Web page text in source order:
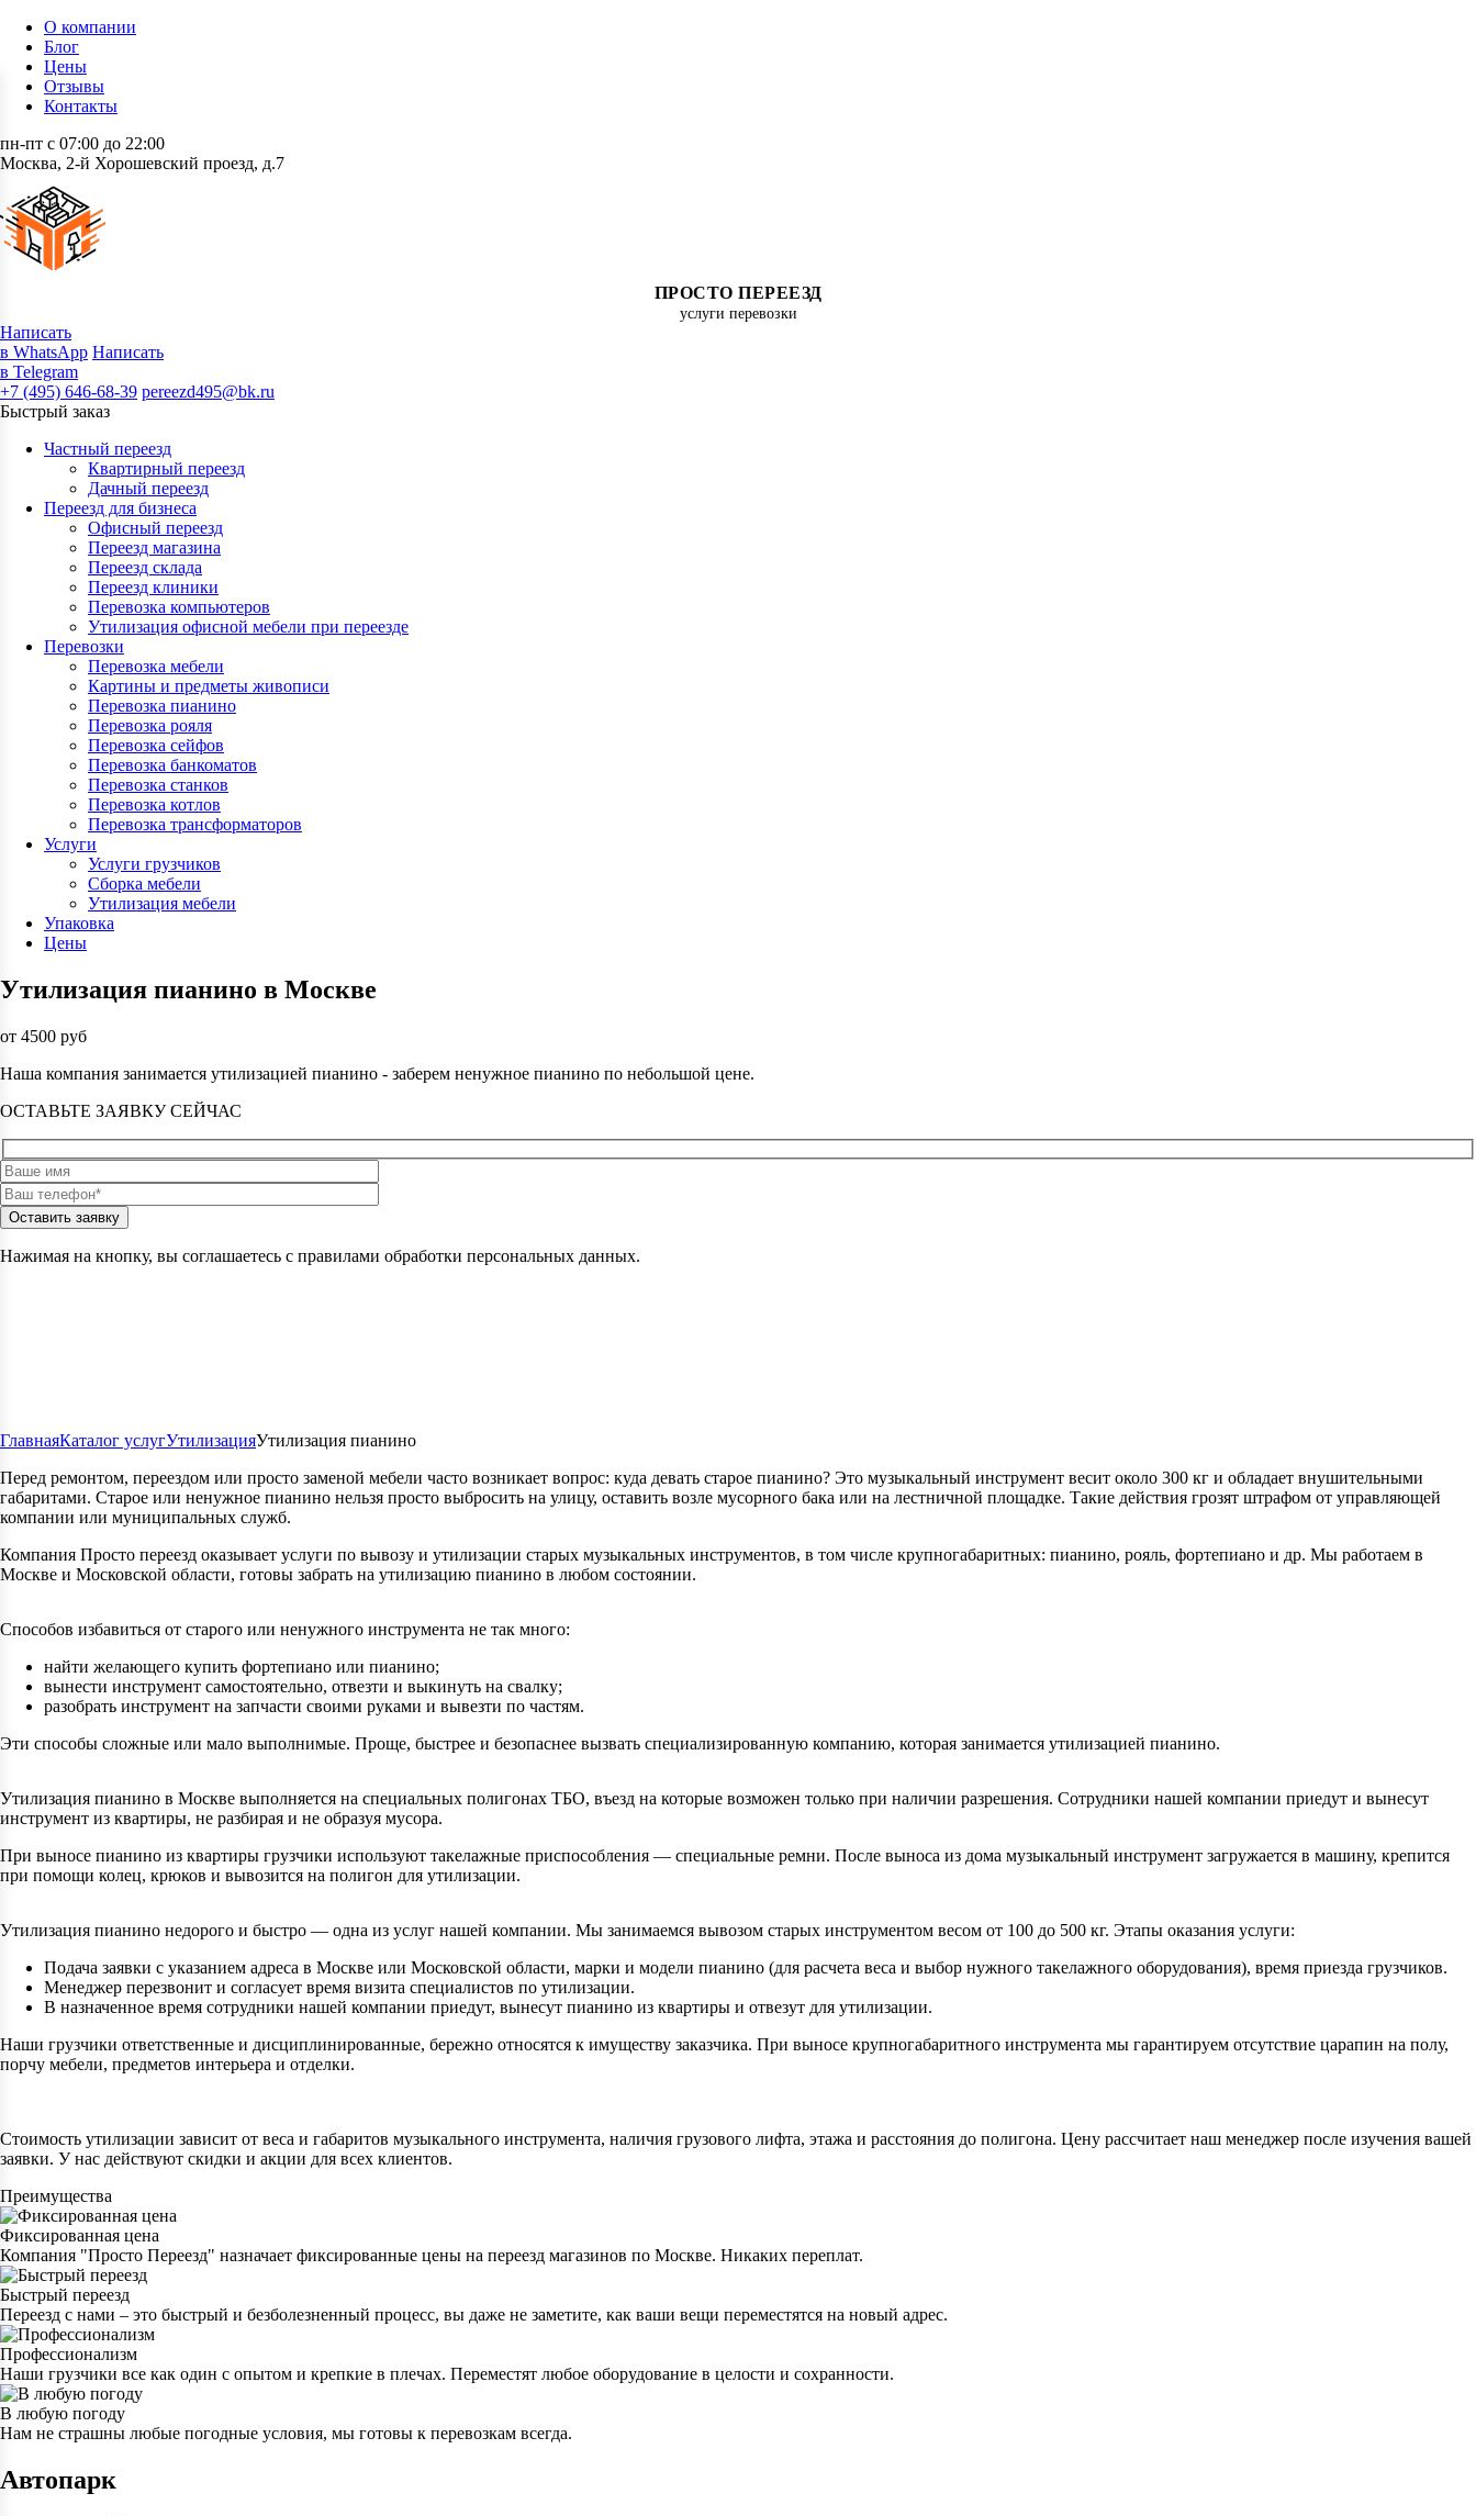
О компании
Блог
Цены
Отзывы
Контакты
пн-пт с 07:00 до 22:00
Москва, 2-й Хорошевский проезд, д.7
ПРОСТО ПЕРЕЕЗД
услуги перевозки
Написать
в WhatsApp Написать
в Telegram
+7 (495) 646-68-39 pereezd495@bk.ru
Быстрый заказ
Частный переезд
Квартирный переезд
Дачный переезд
Переезд для бизнеса
Офисный переезд
Переезд магазина
Переезд склада
Переезд клиники
Перевозка компьютеров
Утилизация офисной мебели при переезде
Перевозки
Перевозка мебели
Картины и предметы живописи
Перевозка пианино
Перевозка рояля
Перевозка сейфов
Перевозка банкоматов
Перевозка станков
Перевозка котлов
Перевозка трансформаторов
Услуги
Услуги грузчиков
Сборка мебели
Утилизация мебели
Упаковка
Цены
Утилизация пианино в Москве
от 4500 руб
Наша компания занимается утилизацией пианино - заберем ненужное пианино по небольшой цене.
ОСТАВЬТЕ ЗАЯВКУ СЕЙЧАС
Оставить заявку
Нажимая на кнопку, вы соглашаетесь с правилами обработки персональных данных.
ГлавнаяКаталог услугУтилизацияУтилизация пианино
Перед ремонтом, переездом или просто заменой мебели часто возникает вопрос: куда девать старое пианино? Это музыкальный инструмент весит около 300 кг и обладает внушительными
габаритами. Старое или ненужное пианино нельзя просто выбросить на улицу, оставить возле мусорного бака или на лестничной площадке. Такие действия грозят штрафом от управляющей
компании или муниципальных служб.
Компания Просто переезд оказывает услуги по вывозу и утилизации старых музыкальных инструментов, в том числе крупногабаритных: пианино, рояль, фортепиано и др. Мы работаем в
Москве и Московской области, готовы забрать на утилизацию пианино в любом состоянии.
Способов избавиться от старого или ненужного инструмента не так много:
найти желающего купить фортепиано или пианино;
вынести инструмент самостоятельно, отвезти и выкинуть на свалку;
разобрать инструмент на запчасти своими руками и вывезти по частям.
Эти способы сложные или мало выполнимые. Проще, быстрее и безопаснее вызвать специализированную компанию, которая занимается утилизацией пианино.
Утилизация пианино в Москве выполняется на специальных полигонах ТБО, въезд на которые возможен только при наличии разрешения. Сотрудники нашей компании приедут и вынесут
инструмент из квартиры, не разбирая и не образуя мусора.
При выносе пианино из квартиры грузчики используют такелажные приспособления — специальные ремни. После выноса из дома музыкальный инструмент загружается в машину, крепится
при помощи колец, крюков и вывозится на полигон для утилизации.
Утилизация пианино недорого и быстро — одна из услуг нашей компании. Мы занимаемся вывозом старых инструментом весом от 100 до 500 кг. Этапы оказания услуги:
Подача заявки с указанием адреса в Москве или Московской области, марки и модели пианино (для расчета веса и выбор нужного такелажного оборудования), время приезда грузчиков.
Менеджер перезвонит и согласует время визита специалистов по утилизации.
В назначенное время сотрудники нашей компании приедут, вынесут пианино из квартиры и отвезут для утилизации.
Наши грузчики ответственные и дисциплинированные, бережно относятся к имуществу заказчика. При выносе крупногабаритного инструмента мы гарантируем отсутствие царапин на полу,
порчу мебели, предметов интерьера и отделки.
Стоимость утилизации зависит от веса и габаритов музыкального инструмента, наличия грузового лифта, этажа и расстояния до полигона. Цену рассчитает наш менеджер после изучения вашей
заявки. У нас действуют скидки и акции для всех клиентов.
Преимущества
Фиксированная цена
Компания "Просто Переезд" назначает фиксированные цены на переезд магазинов по Москве. Никаких переплат.
Быстрый переезд
Переезд с нами – это быстрый и безболезненный процесс, вы даже не заметите, как ваши вещи переместятся на новый адрес.
Профессионализм
Наши грузчики все как один с опытом и крепкие в плечах. Переместят любое оборудование в целости и сохранности.
В любую погоду
Нам не страшны любые погодные условия, мы готовы к перевозкам всегда.
Автопарк